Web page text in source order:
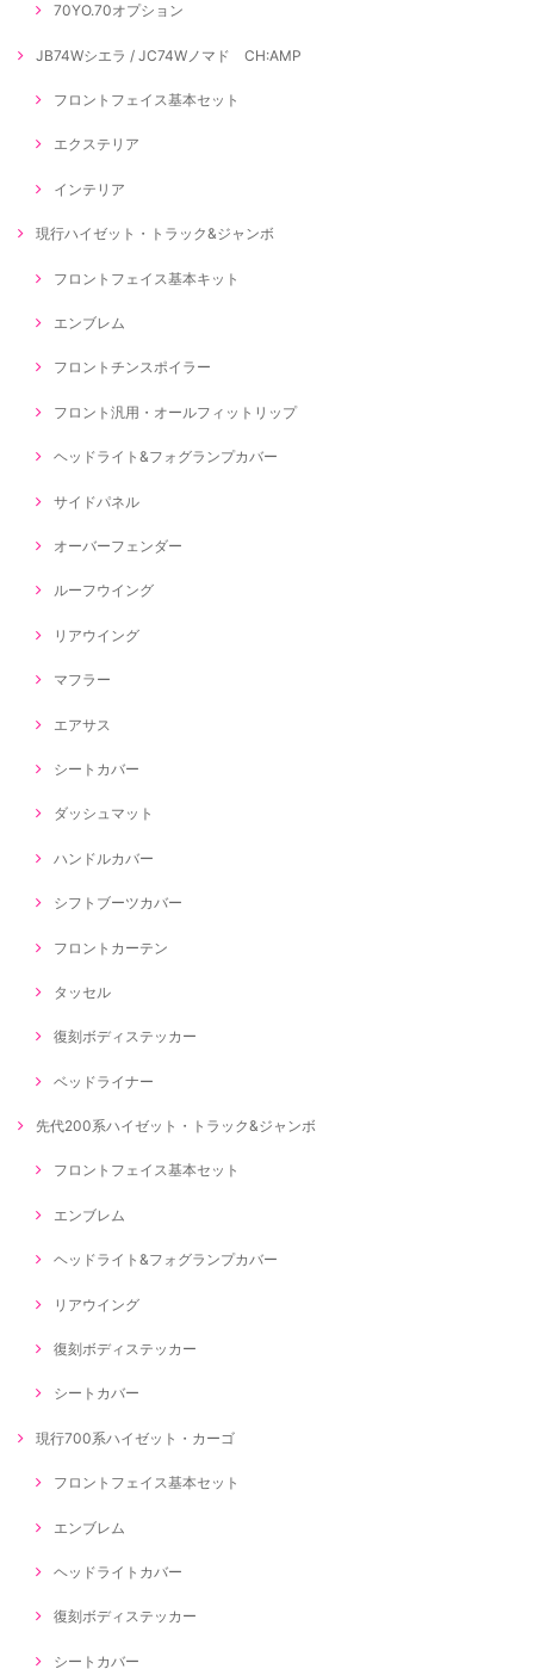
70YO.70オプション
JB74Wシエラ / JC74Wノマド CH:AMP
フロントフェイス基本セット
エクステリア
インテリア
現行ハイゼット・トラック&ジャンボ
フロントフェイス基本キット
エンブレム
フロントチンスポイラー
フロント汎用・オールフィットリップ
ヘッドライト&フォグランプカバー
サイドパネル
オーバーフェンダー
ルーフウイング
リアウイング
マフラー
エアサス
シートカバー
ダッシュマット
ハンドルカバー
シフトブーツカバー
フロントカーテン
タッセル
復刻ボディステッカー
ベッドライナー
先代200系ハイゼット・トラック&ジャンボ
フロントフェイス基本セット
エンブレム
ヘッドライト&フォグランプカバー
リアウイング
復刻ボディステッカー
シートカバー
現行700系ハイゼット・カーゴ
フロントフェイス基本セット
エンブレム
ヘッドライトカバー
復刻ボディステッカー
シートカバー